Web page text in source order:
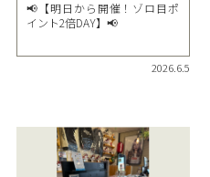
📢【明日から開催！ゾロ目ポ
イント2倍DAY】📢
2026.6.5